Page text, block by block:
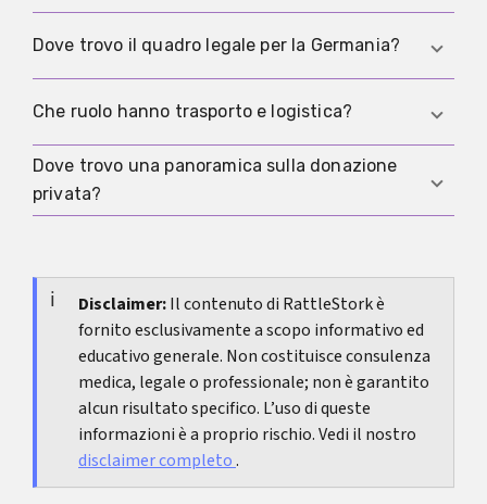
Metti per iscritto ruoli, contatto, responsabilità,
pratico in donazione privata .
Dove trovo il quadro legale per la Germania?
Per diritti, doveri e rischi, inizia dadonazione di
modernizzare il diritto di filiazione.
Che ruolo hanno trasporto e logistica?
La logistica influisce su qualità e sicurezza per
campioni freschi o congelati. Parte pratica:
Dove trovo una panoramica sulla donazione
privata?
donazione privata. Copre sicurezza, accordi e
documentazione.
Disclaimer:Il contenuto di RattleStork è
fornito esclusivamente a scopo informativo ed
educativo generale. Non costituisce consulenza
medica, legale o professionale; non è garantito
alcun risultato specifico. L’uso di queste
informazioni è a proprio rischio. Vedi il nostro
disclaimer completo.